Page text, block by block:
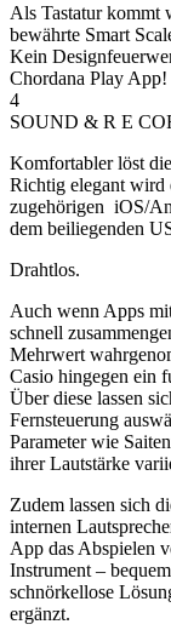
Als Tastatur kommt
bewährte Smart
Kein
Chordana Play App!
4
SOUND & R E
Komfortabler löst
Richtig elegant wird
zugehörigen iOS/
dem beiliegenden
Drahtlos.
Auch wenn Apps
schnell
Mehrwert
Casio hingegen ein
Über diese lassen
Fernsteuerung
Parameter wie
ihrer Lautstärke
Zudem lassen sich
internen
App das Abspielen
Instrument –
schnörkellose
ergänzt.